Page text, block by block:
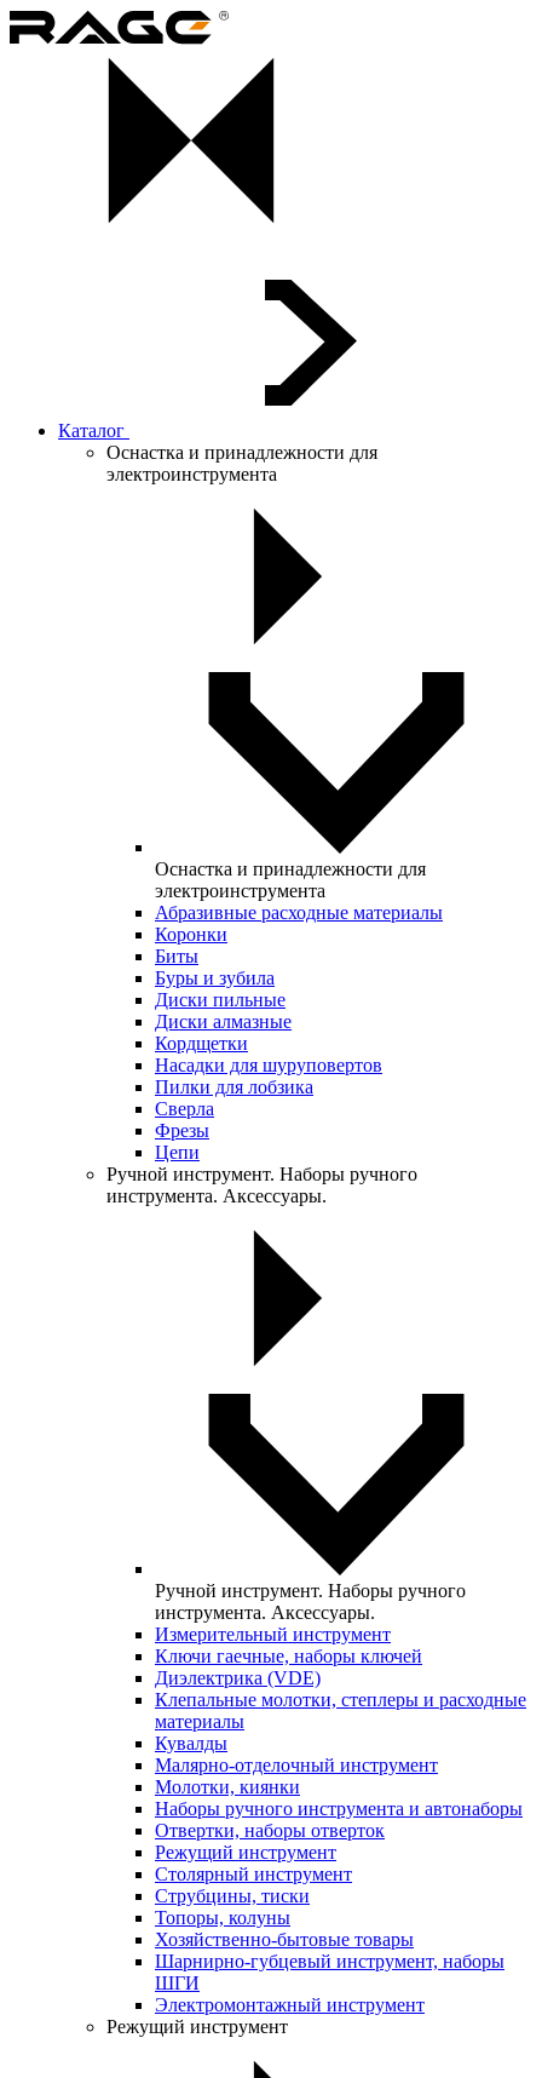
Каталог
Оснастка и принадлежности для
электроинструмента
Оснастка и принадлежности для
электроинструмента
Абразивные расходные материалы
Коронки
Биты
Буры и зубила
Диски пильные
Диски алмазные
Кордщетки
Насадки для шуруповертов
Пилки для лобзика
Сверла
Фрезы
Цепи
Ручной инструмент. Наборы ручного
инструмента. Аксессуары.
Ручной инструмент. Наборы ручного
инструмента. Аксессуары.
Измерительный инструмент
Ключи гаечные, наборы ключей
Диэлектрика (VDE)
Клепальные молотки, степлеры и расходные
материалы
Кувалды
Малярно-отделочный инструмент
Молотки, киянки
Наборы ручного инструмента и автонаборы
Отвертки, наборы отверток
Режущий инструмент
Столярный инструмент
Струбцины, тиски
Топоры, колуны
Хозяйственно-бытовые товары
Шарнирно-губцевый инструмент, наборы
ШГИ
Электромонтажный инструмент
Режущий инструмент